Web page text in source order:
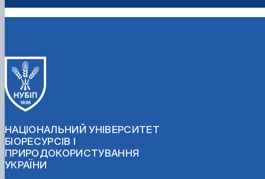
НАЦІОНАЛЬНИЙ УНІВЕРСИТЕТ
БІОРЕСУРСІВ І
ПРИРОДОКОРИСТУВАННЯ
УКРАЇНИ